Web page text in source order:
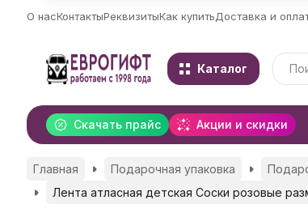
О насКонтактыРеквизитыКак купитьДоставка и
Каталог
Скачать прайс Акции и скидки
Главная Подарочная упаковка
Лента атласная детская Соски розовые